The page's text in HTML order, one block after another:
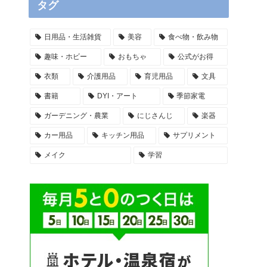
タグ
日用品・生活雑貨 美容 食べ物・飲み物
趣味・ホビー おもちゃ 公式がお得
衣類 介護用品 育児用品 文具
書籍 DYI・アート 季節家電
ガーデニング・農業 にじさんじ 楽器
カー用品 キッチン用品 サプリメント
メイク 学習